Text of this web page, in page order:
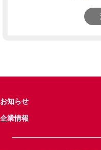
お知らせ
企業情報